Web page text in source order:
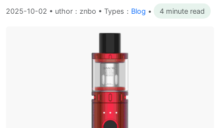
2025-10-02 • uthor：znbo • Types： Blog • 4 minute read